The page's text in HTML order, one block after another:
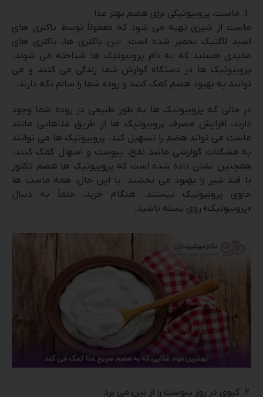
ماست، پروبیوتیکی برای هضم بهتر غذا
ماست از شیری تهیه می شود که معمولاً توسط باکتری های
اسید لاکتیک تخمیر شده است. این باکتری ها، باکتری های
مفیدی هستند که به نام پروبیوتیک ها شناخته می شوند.
پروبیوتیک ها در دستگاه گوارش شما زندگی می کنند و می
توانند به بهبود هضم کمک کنند و روده شما را سالم نگه دارند.
در حالی که پروبیوتیک ها به طور طبیعی در روده شما وجود
دارند، افزایش مصرف پروبیوتیک ها از طریق غذاهایی مانند
ماست می تواند هضم را تسهیل کند. پروبیوتیک ها می توانند
به مشکلات گوارشی مانند نفخ، یبوست و اسهال کمک کنند.
همچنین نشان داده شده است که پروبیوتیک ها هضم لاکتوز
یا قند شیر را بهبود می بخشند. با این حال، همه ماست ها
حاوی پروبیوتیک نیستند. هنگام خرید، حتماً به دنبال
«پروبیوتیک» روی بسته باشید.
کیوی در روز یبوست را از بین می برد